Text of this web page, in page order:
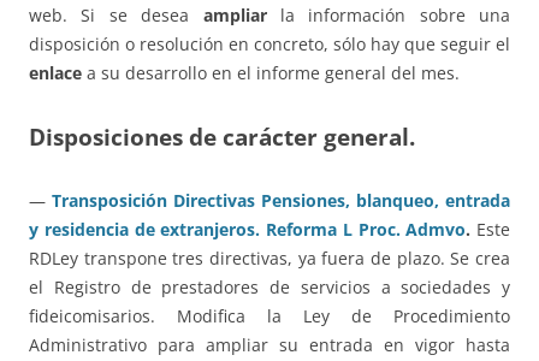
web. Si se desea ampliarla información sobre una
disposición o resolución en concreto, sólo hay que seguir el
enlace a su desarrollo en el informe general del mes.
Disposiciones de carácter general.
— Transposición Directivas Pensiones, blanqueo, entrada
y residencia de extranjeros. Reforma L Proc. Admvo. Este
RDLey transpone tres directivas, ya fuera de plazo. Se crea
el Registro de prestadores de servicios a sociedades y
fideicomisarios. Modifica la Ley de Procedimiento
Administrativo para ampliar su entrada en vigor hasta